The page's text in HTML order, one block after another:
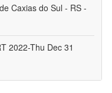
Caxias do Sul - RS -
2022-Thu Dec 31